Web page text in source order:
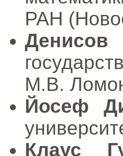
РАН
М.В.
Йосеф
Клаус